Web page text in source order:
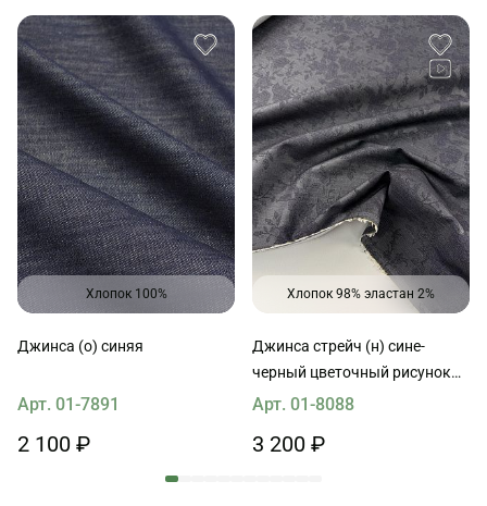
Хлопок 100%
Джинса (о) синяя
Арт. 01-7891
2 100 ₽
Хлопок 98% эластан 2%
Джинса стрейч (н) сине-
черный цветочный рисунок
на темно-сером
Арт. 01-8088
3 200 ₽